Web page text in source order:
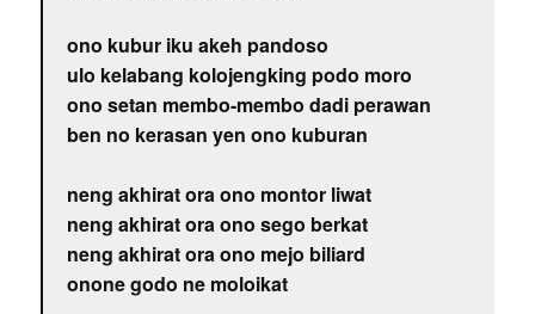
ono kubur iku akeh pandoso
ulo kelabang kolojengking podo moro
ono setan membo-membo dadi perawan
ben no kerasan yen ono kuburan
neng akhirat ora ono montor liwat
neng akhirat ora ono sego berkat
neng akhirat ora ono mejo biliard
onone godo ne moloikat